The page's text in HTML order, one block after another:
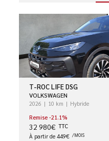
T-ROC LIFE DSG
VOLKSWAGEN
2026 10 km
Hybride
Remise -21.1%
32 980€ TTC
À partir de 449€ /MOIS